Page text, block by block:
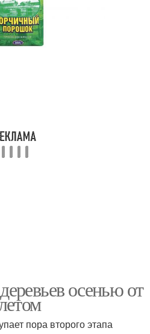
осенью от
пора второго этапа